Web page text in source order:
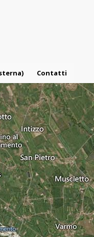
Contatti